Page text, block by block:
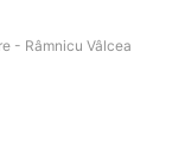
- Râmnicu Vâlcea